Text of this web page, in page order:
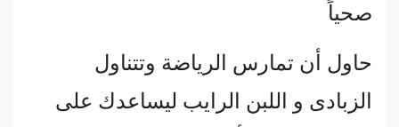
صحياً
حاول أن تمارس الرياضة وتتناول
الزبادى و اللبن الرايب ليساعدك على